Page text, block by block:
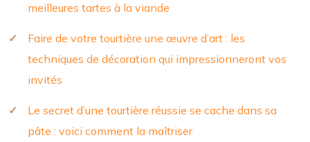
meilleures tartes à la viande
Faire de votre tourtière une œuvre d’art : les
techniques de décoration qui impressionneront vos
invités
Le secret d’une tourtière réussie se cache dans sa
pâte : voici comment la maîtriser